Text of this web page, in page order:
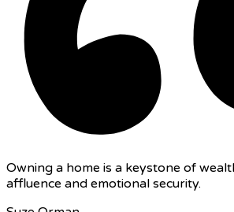
Owning a home is a keystone of
affluence and emotional security.